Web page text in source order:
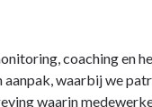
coaching en
waarbij we
waarin